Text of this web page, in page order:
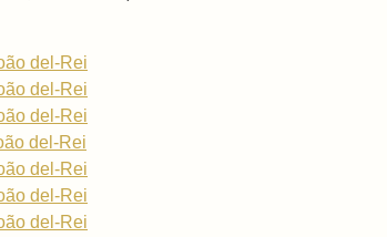
del-Rei
del-Rei
del-Rei
del-Rei
del-Rei
del-Rei
del-Rei